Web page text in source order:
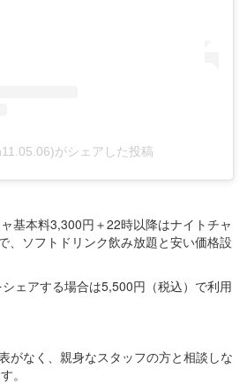
がシェアした投稿
基本料3,300円＋22時以降はナイトチャ
、ソフトドリンク飲み放題と安い価格設
ェアする場合は5,500円（税込）で利用
がなく、親身なスタッフの方と相談しな
。